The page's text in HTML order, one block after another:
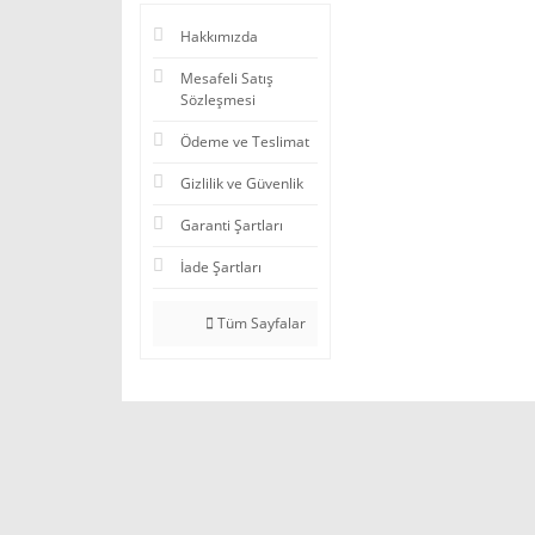
Hakkımızda
Mesafeli Satış
Sözleşmesi
Ödeme ve Teslimat
Gizlilik ve Güvenlik
Garanti Şartları
İade Şartları
Tüm Sayfalar